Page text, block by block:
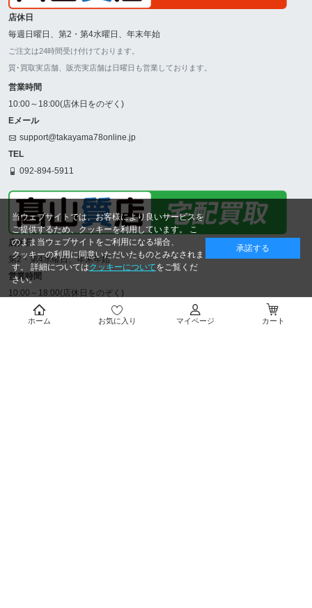
店休日
毎週日曜日、第2・第4水曜日、年末年始
ご注文は24時間受け付けております。
質･買取実店舗、販売実店舗は日曜日も営業しております。
営業時間
10:00～18:00(店休日をのぞく)
Eメール
support@takayama78online.jp
TEL
092-894-5911
店休日
第2・第4水曜日、年末年始
営業時間
10:00～18:00(店休日をのぞく)
Eメール
takuhai@takayama78online.jp
ホーム お気に入り マイページ カート
当ウェブサイトでは、お客様により良いサービスを
ご提供するため、クッキーを利用しています。 こ
のまま当ウェブサイトをご利用になる場合、
クッキーの利用に同意いただいたものとみなされま
す。 詳細についてはクッキーについてをご覧くだ
さい。
承諾する